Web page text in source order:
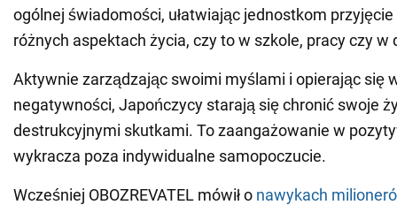
ogólnej świadomości, ułatwiając jednostkom
różnych aspektach życia, czy to w szkole, pracy czy w
Aktywnie zarządzając swoimi myślami i opierając się
negatywności, Japończycy starają się chronić swoje
destrukcyjnymi skutkami. To zaangażowanie w
wykracza poza indywidualne samopoczucie.
Wcześniej OBOZREVATEL mówił o nawykach